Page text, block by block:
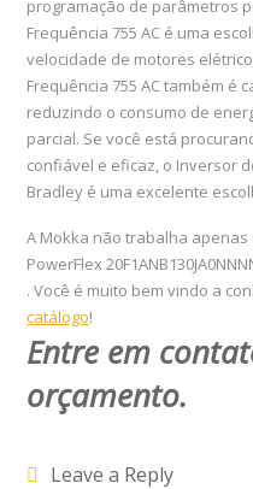
programação de parâmetros
Frequência 755 AC é uma
velocidade de motores
Frequência 755 AC também é
reduzindo o consumo de
parcial. Se você está
confiável e eficaz, o Inversor
Bradley é uma excelente
A Mokka não trabalha
PowerFlex
. Você é muito bem vindo a
catálogo!
Entre em
orçamento.
Leave a Reply